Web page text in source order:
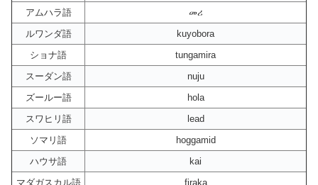
アムハラ語
መሪ
ルワンダ語
kuyobora
ショナ語
tungamira
スーダン語
nuju
ズールー語
hola
スワヒリ語
lead
ソマリ語
hoggamid
ハウサ語
kai
マダガスカル語
firaka